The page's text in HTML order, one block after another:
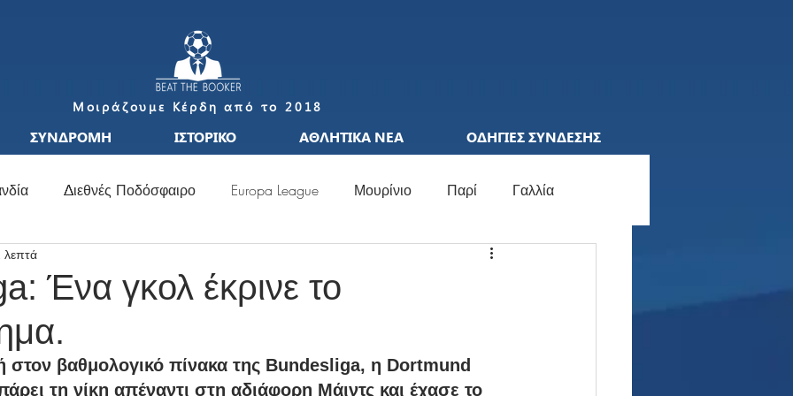
Μοιράζουμε Κέρδη από το 2018
ΣΥΝΔΡΟΜΗ ΙΣΤΟΡΙΚΟ ΑΘΛΗΤΙΚΑ ΝΕΑ ΟΔΗΓΙΕΣ ΣΥΝΔΕΣΗΣ
Διεθνές Ποδόσφαιρο Europa League Μουρίνιο Παρί Γαλλία
Μουντιάλ
Ένα γκολ έκρινε το
λεπτά
βαθμολογικό πίνακα της Bundesliga, η Dortmund
τη νίκη απέναντι στη αδιάφορη Μάιντς και έχασε το